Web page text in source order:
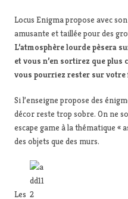
Locus Enigma propose avec
amusante et taillée pour des
L’atmosphère lourde pèsera
et vous n’en sortirez que
vous pourriez rester sur votre
Si l’enseigne propose des
décor reste trop sobre. On ne
escape game à la thématique «
des objets que des murs.
Les